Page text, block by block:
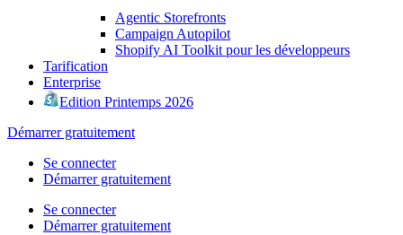
Agentic Storefronts
Campaign Autopilot
Shopify AI Toolkit pour les développeurs
Tarification
Enterprise
Edition Printemps 2026
Démarrer gratuitement
Se connecter
Démarrer gratuitement
Se connecter
Démarrer gratuitement